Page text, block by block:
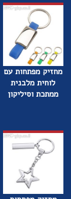
מחזיק מפתחות עם
לוחית מלבנית
ממתכת וסיליקון